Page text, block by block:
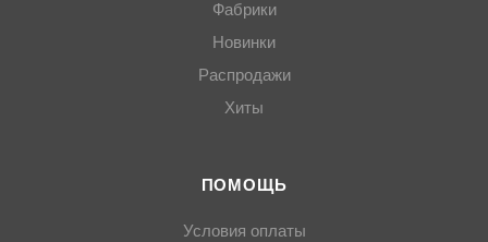
Фабрики
Новинки
Распродажи
Хиты
ПОМОЩЬ
Условия оплаты